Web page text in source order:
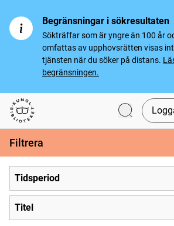
Begränsningar i sökresultaten
Sökträffar som är yngre än 100 år
omfattas av upphovsrätten visas
tjänsten när du söker på distans.
begränsningen.
Svenska tidningar
Filtrera
Tidsperiod
Titel